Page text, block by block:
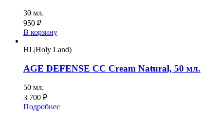
30 мл.
950 ₽
В корзину
HL|Holy Land)
AGE DEFENSE CC Cream Natural, 50 мл.
50 мл.
3 700 ₽
Подробнее